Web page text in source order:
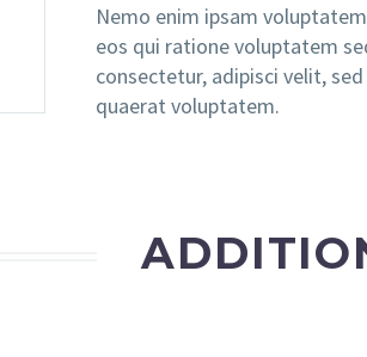
Nemo enim ipsam
eos qui ratione voluptatem
consectetur, adipisci velit,
quaerat voluptatem.